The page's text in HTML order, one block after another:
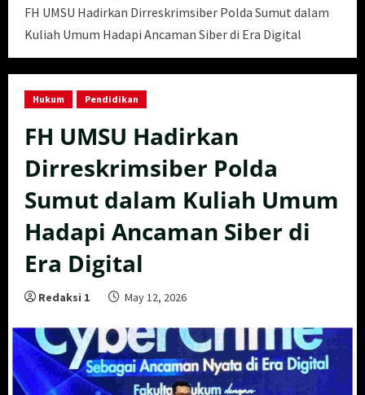
FH UMSU Hadirkan Dirreskrimsiber Polda Sumut dalam
Kuliah Umum Hadapi Ancaman Siber di Era Digital
Hukum Pendidikan
FH UMSU Hadirkan
Dirreskrimsiber Polda
Sumut dalam Kuliah Umum
Hadapi Ancaman Siber di
Era Digital
Redaksi 1 May 12, 2026